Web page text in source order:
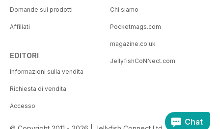
Domande sui prodotti
Affiliati
EDITORI
Informazioni sulla vendita
Richiesta di vendita
Accesso
Chi siamo
Pocketmags.com
magazine.co.uk
JellyfishCoNNect.com
Chat